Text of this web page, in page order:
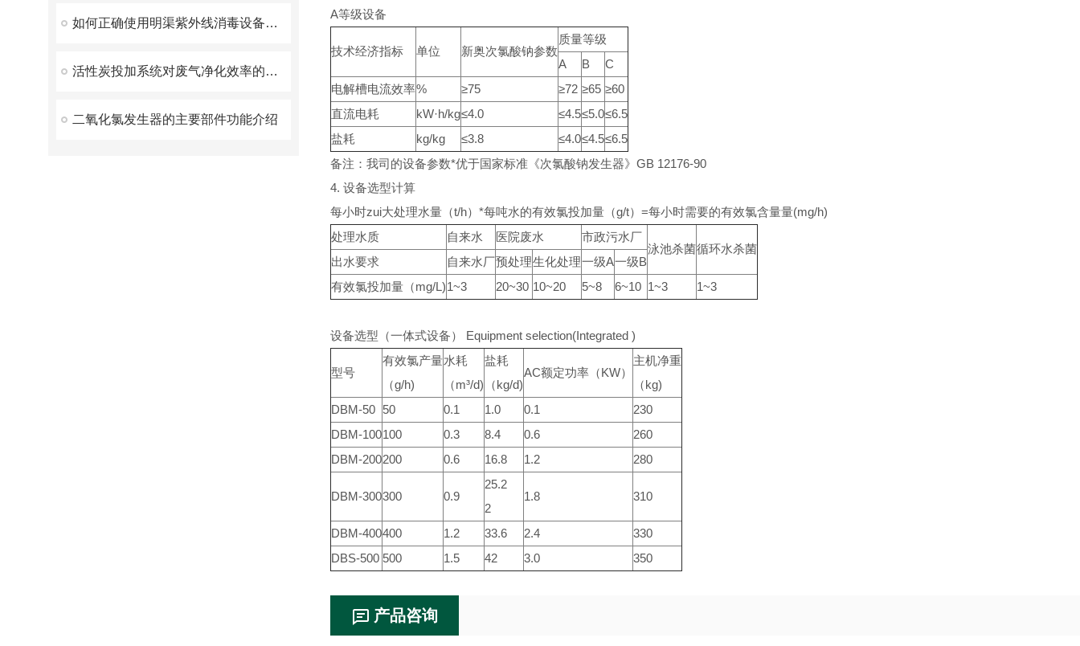
如何正确使用明渠紫外线消毒设备进行环境消毒
活性炭投加系统对废气净化效率的影响研究
二氧化氯发生器的主要部件功能介绍
A等级设备
技术经济指标 单位 新奥次氯酸钠参数
质量等级
A
B
C
电解槽电流效率% ≥75 ≥72 ≥65 ≥60
直流电耗
kW·h/kg≤4.0 ≤4.5≤5.0≤6.5
盐耗
kg/kg ≤3.8 ≤4.0≤4.5≤6.5
备注：我司的设备参数*优于国家标准《次氯酸钠发生器》GB 12176-90
4. 设备选型计算
每小时zui大处理水量（t/h）*每吨水的有效氯投加量（g/t）=每小时需要的有效氯含量量(mg/h)
处理水质
自来水 医院废水
市政污水厂
泳池杀菌循环水杀菌
出水要求
自来水厂预处理生化处理一级A一级B
有效氯投加量（mg/L)1~3 20~30 10~20 5~8 6~10 1~3 1~3
设备选型（一体式设备） Equipment selection(Integrated )
型号
有效氯产量
（g/h)
水耗
（m³/d)
盐耗
（kg/d)
AC额定功率（KW）
主机净重
（kg)
DBM-50 50 0.1 1.0 0.1
230
DBM-100100 0.3 8.4 0.6
260
DBM-200200 0.6 16.8 1.2 280
DBM-300300 0.9
25.2
2
1.8 310
DBM-400400 1.2 33.6 2.4
330
DBS-500 500 1.5 42 3.0 350
产品咨询